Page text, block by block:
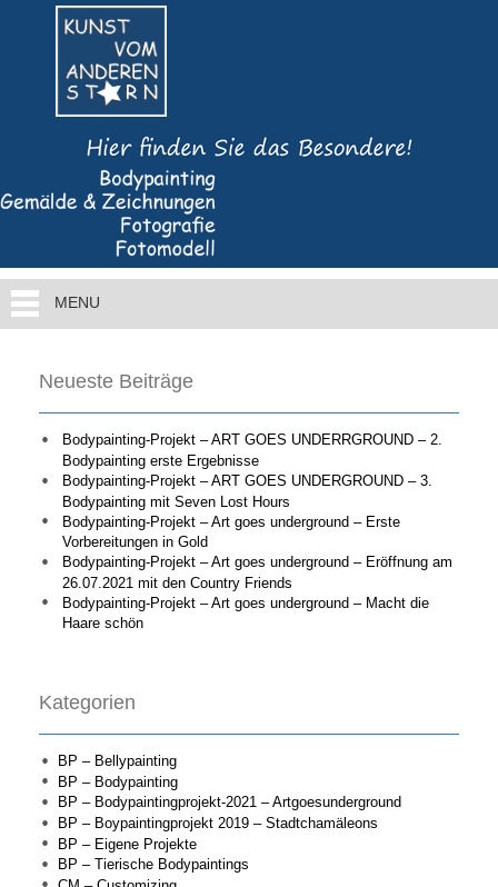
MENU
Neueste Beiträge
Bodypainting-Projekt – ART GOES UNDERRGROUND – 2.
Bodypainting erste Ergebnisse
Bodypainting-Projekt – ART GOES UNDERGROUND – 3.
Bodypainting mit Seven Lost Hours
Bodypainting-Projekt – Art goes underground – Erste
Vorbereitungen in Gold
Bodypainting-Projekt – Art goes underground – Eröffnung am
26.07.2021 mit den Country Friends
Bodypainting-Projekt – Art goes underground – Macht die
Haare schön
Kategorien
BP – Bellypainting
BP – Bodypainting
BP – Bodypaintingprojekt-2021 – Artgoesunderground
BP – Boypaintingprojekt 2019 – Stadtchamäleons
BP – Eigene Projekte
BP – Tierische Bodypaintings